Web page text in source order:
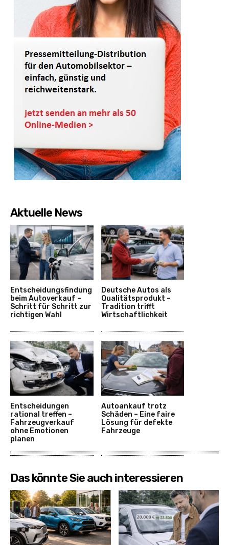
Aktuelle News
Entscheidungsfindung
beim Autoverkauf –
Schritt für Schritt zur
richtigen Wahl
Deutsche Autos als
Qualitätsprodukt –
Tradition trifft
Wirtschaftlichkeit
Entscheidungen
rational treffen –
Fahrzeugverkauf
ohne Emotionen
planen
Autoankauf trotz
Schäden – Eine faire
Lösung für defekte
Fahrzeuge
Das könnte Sie auch interessieren